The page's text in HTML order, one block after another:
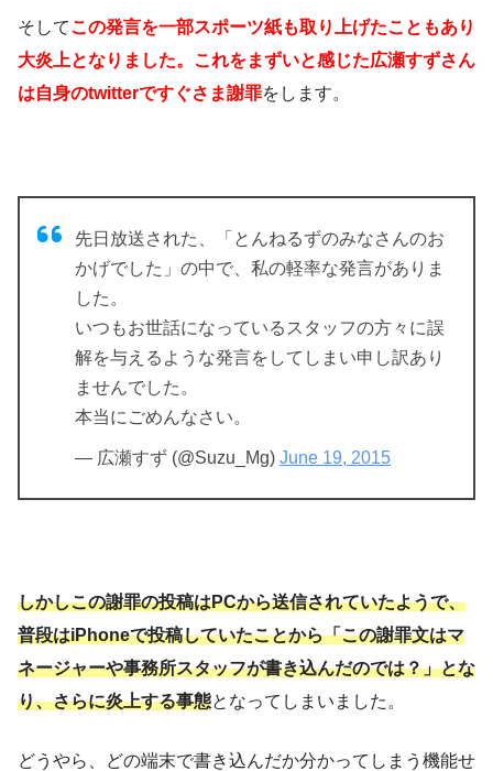
そしてこの発言を一部スポーツ紙も取り上げたこともあり
大炎上となりました。これをまずいと感じた広瀬すずさん
は自身のtwitterですぐさま謝罪をします。
先日放送された、「とんねるずのみなさんのお
かげでした」の中で、私の軽率な発言がありま
した。
いつもお世話になっているスタッフの方々に誤
解を与えるような発言をしてしまい申し訳あり
ませんでした。
本当にごめんなさい。
— 広瀬すず (@Suzu_Mg) June 19, 2015
しかしこの謝罪の投稿はPCから送信されていたようで、
普段はiPhoneで投稿していたことから「この謝罪文はマ
ネージャーや事務所スタッフが書き込んだのでは？」とな
り、さらに炎上する事態となってしまいました。
どうやら、どの端末で書き込んだか分かってしまう機能せ